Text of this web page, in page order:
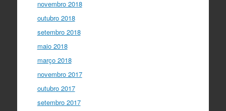
novembro 2018
outubro 2018
setembro 2018
maio 2018
março 2018
novembro 2017
outubro 2017
setembro 2017